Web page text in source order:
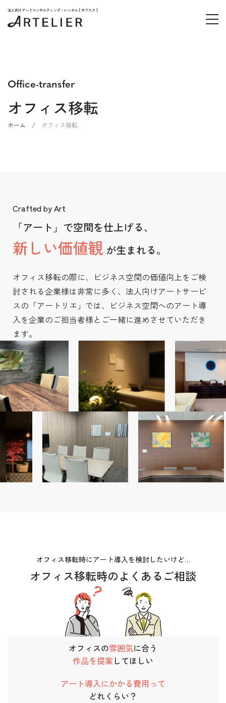
法人向けアートコンサルティング・レンタル [ サブスク ]
office-transfer
オフィス移転
ホーム / オフィス移転
Crafted by Art
「アート」で空間を仕上げる、
新しい価値観 が生まれる。
オフィス移転の際に、ビジネス空間の価値向上を ご検
討される企業様は非常に多く、 法人向けアートサービ
スの「アートリエ」では、
ビジネス空間へのアート導
入を企業のご担当者様とご一緒に進めさせていただき
ます。
オフィス移転時にアート導入を検討したいけど…
オフィス移転時のよくあるご相談
オフィスの雰囲気に合う
作品を提案 してほしい
アート導入にかかる費用って
どれくらい？